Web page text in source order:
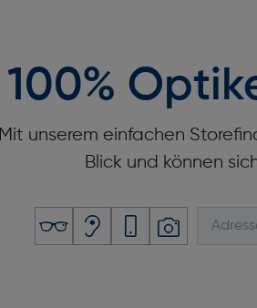
100%
Mit unserem einfachen
Blick und können